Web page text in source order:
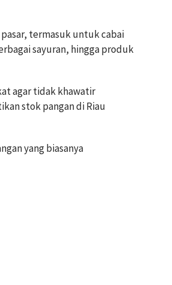
termasuk untuk cabai
sayuran, hingga produk
agar tidak khawatir
stok pangan di Riau
yang biasanya